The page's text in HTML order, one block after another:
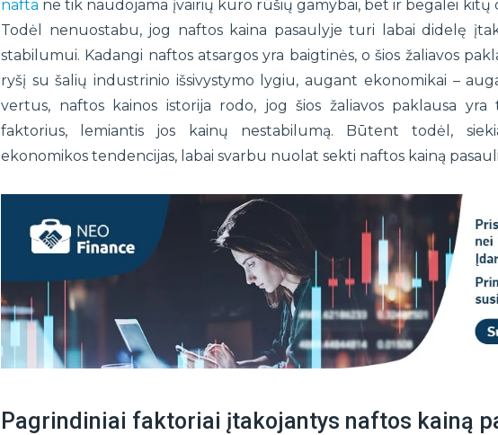
nafta ne tik naudojama įvairių kuro rūšių gamybai, bet ir begalei kitų
Todėl nenuostabu, jog naftos kaina pasaulyje turi labai didelę
stabilumui. Kadangi naftos atsargos yra baigtinės, o šios žaliavos
ryšį su šalių industrinio išsivystymo lygiu, augant ekonomikai –
vertus, naftos kainos istorija rodo, jog šios žaliavos paklausa
faktorius, lemiantis jos kainų nestabilumą. Būtent todėl,
ekonomikos tendencijas, labai svarbu nuolat sekti naftos kainą
Pagrindiniai faktoriai įtakojantys naftos kainą